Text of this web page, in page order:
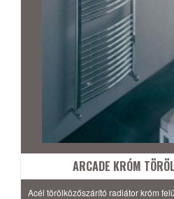
ARCADE KRÓM
Acél törölközőszárító radiátor króm